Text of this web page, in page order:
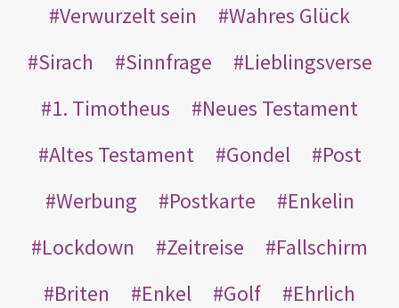
Verwurzelt sein
Wahres Glück
Sirach
Sinnfrage
Lieblingsverse
1. Timotheus
Neues Testament
Altes Testament
Gondel
Post
Werbung
Postkarte
Enkelin
Lockdown
Zeitreise
Fallschirm
Briten
Enkel Golf
Ehrlich